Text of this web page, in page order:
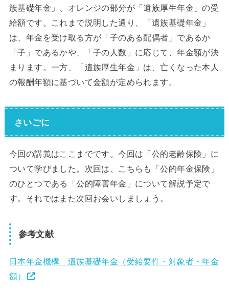
族基礎年金」、オレンジの部分が「遺族厚生年金」の受
給額です。これまで説明した通り、「遺族基礎年金」
は、年金を受け取る方が「子のある配偶者」であるか
「子」であるかや、「子の人数」に応じて、年金額が決
まります。一方、「遺族厚生年金」は、亡くなった本人
の報酬年額に基づいて金額が定められます。
さいごに
今回の講義はここまでです。今回は「公的老齢保険」に
ついて学びました。次回は、こちらも「公的年金保険」
のひとつである「公的障害年金」について解説予定で
す。それではまた次回お会いしましょう。
参考文献
日本年金機構 遺族基礎年金（受給要件・対象者・年金
額）